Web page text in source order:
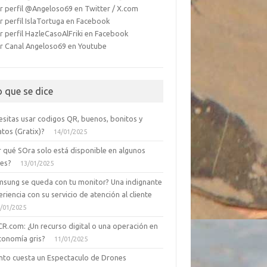
perfil @Angeloso69 en Twitter / X.com
perfil IslaTortuga en Facebook
perfil HazleCasoAlFriki en Facebook
Canal Angeloso69 en Youtube
que se dice
usar codigos QR, buenos, bonitos y
(Gratix)?
14/01/2025
qué SOra solo está disponible en algunos
13/01/2025
se queda con tu monitor? Una indignante
con su servicio de atención al cliente
01/2025
¿Un recurso digital o una operación en
gris?
11/01/2025
cuesta un Espectaculo de Drones